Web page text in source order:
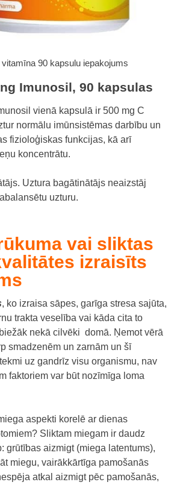
90 kapsulu iepakojums
Imunosil, 90 kapsulas
vienā kapsulā ir 500 mg C
normālu imūnsistēmas darbību un
fizioloģiskas funkcijas, kā arī
koncentrātu.
Uztura bagātinātājs neaizstāj
uzturu.
vai sliktas
izraisīts
, ko izraisa sāpes, garīga stresa sajūta,
trakta veselība vai kāda cita to
nekā cilvēki domā. Ņemot vērā
smadzenēm un zarnām un šī
uz gandrīz visu organismu, nav
faktoriem var būt nozīmīga loma
aspekti korelē ar dienas
Sliktam miegam ir daudz
grūtības aizmigt (miega latentums),
miegu, vairākkārtīga pamošanās
atkal aizmigt pēc pamošanās,